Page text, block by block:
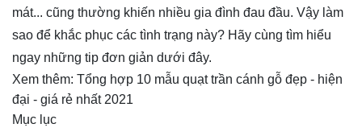
mát... cũng thường khiến nhiều gia đình đau đầu. Vậy làm
sao để khắc phục các tình trạng này? Hãy cùng tìm hiểu
ngay những tip đơn giản dưới đây.
Xem thêm: Tổng hợp 10 mẫu quạt trần cánh gỗ đẹp - hiện
đại - giá rẻ nhất 2021
Mục lục